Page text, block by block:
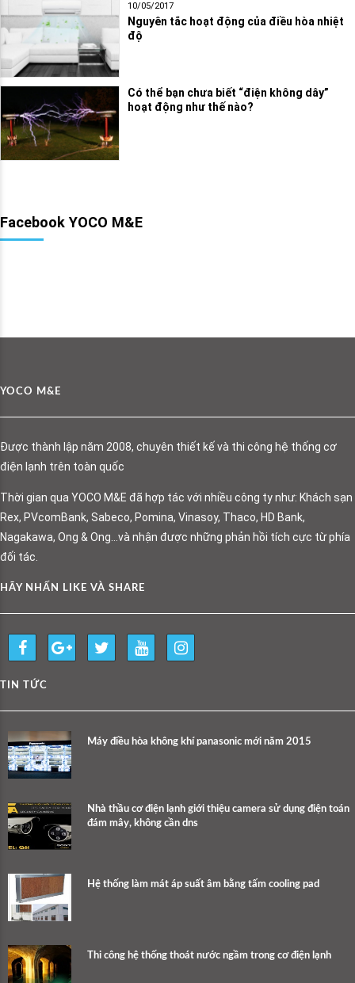
10/05/2017
Nguyên tắc hoạt động của điều hòa nhiệt
độ
Có thể bạn chưa biết “điện không dây”
hoạt động như thế nào?
Facebook YOCO M&E
YOCO M&E
Được thành lập năm 2008, chuyên thiết kế và thi công hệ thống cơ
điện lạnh trên toàn quốc
Thời gian qua YOCO M&E đã hợp tác với nhiều công ty như: Khách sạn
Rex, PVcomBank, Sabeco, Pomina, Vinasoy, Thaco, HD Bank,
Nagakawa, Ong & Ong…và nhận được những phản hồi tích cực từ phía
đối tác.
HÃY NHẤN LIKE VÀ SHARE
TIN TỨC
Máy điều hòa không khí panasonic mới năm 2015
Nhà thầu cơ điện lạnh giới thiệu camera sử dụng điện toán
đám mây, không cần dns
Hệ thống làm mát áp suất âm bằng tấm cooling pad
Thi công hệ thống thoát nước ngầm trong cơ điện lạnh